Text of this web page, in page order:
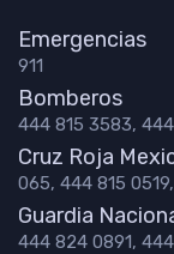
Emergencias
911
Bomberos
444 815 3583,
Cruz Roja
065, 444 815
Guardia
444 824 0891,